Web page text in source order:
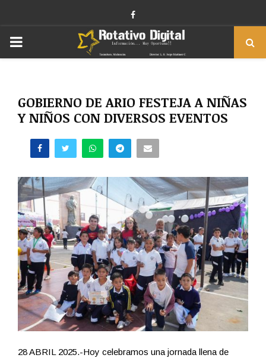
Facebook
PRIMARY
GOBIERNO DE ARIO FESTEJA A NIÑAS
Y NIÑOS CON DIVERSOS EVENTOS
28 ABRIL 2025.-Hoy celebramos una jornada llena de